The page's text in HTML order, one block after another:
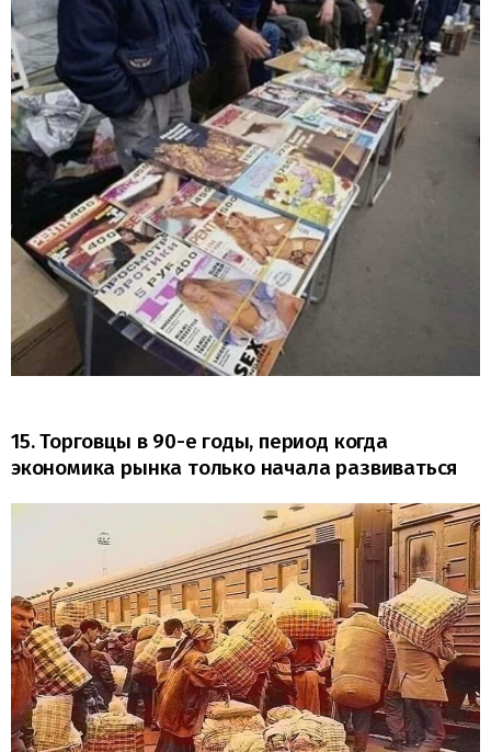
15. Торговцы в 90-е годы, период когда
экономика рынка только начала развиваться